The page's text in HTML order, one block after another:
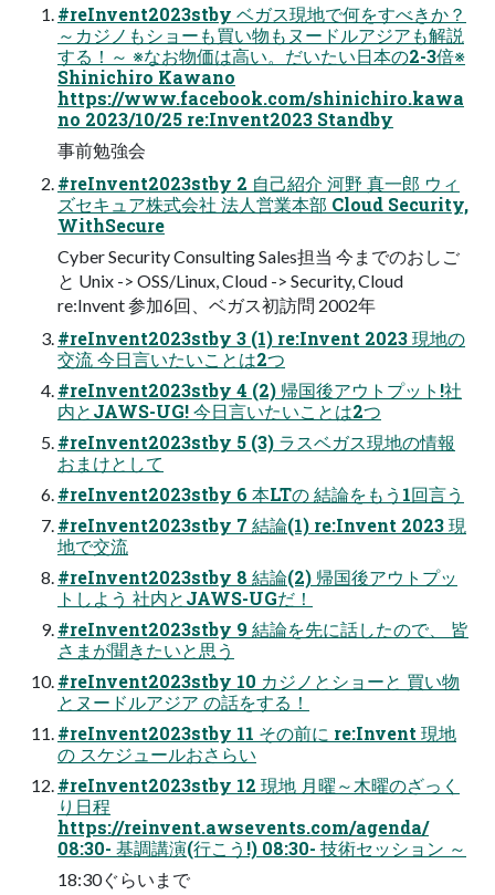
#reInvent2023stby ベガス現地で何をすべきか？
～カジノもショーも買い物もヌードルアジアも解説
する！～ ※なお物価は高い。だいたい日本の2-3倍※
Shinichiro Kawano
https://www.facebook.com/shinichiro.kawa
no 2023/10/25 re:Invent2023 Standby
事前勉強会
#reInvent2023stby 2 自己紹介 河野 真一郎 ウィ
ズセキュア株式会社 法人営業本部 Cloud Security,
WithSecure
Cyber Security Consulting Sales担当 今までのおしご
と Unix -> OSS/Linux, Cloud -> Security, Cloud
re:Invent 参加6回、ベガス初訪問 2002年
#reInvent2023stby 3 (1) re:Invent 2023 現地の
交流 今日言いたいことは2つ
#reInvent2023stby 4 (2) 帰国後アウトプット!社
内とJAWS-UG! 今日言いたいことは2つ
#reInvent2023stby 5 (3) ラスベガス現地の情報
おまけとして
#reInvent2023stby 6 本LTの 結論をもう1回言う
#reInvent2023stby 7 結論(1) re:Invent 2023 現
地で交流
#reInvent2023stby 8 結論(2) 帰国後アウトプッ
トしよう 社内とJAWS-UGだ！
#reInvent2023stby 9 結論を先に話したので、 皆
さまが聞きたいと思う
#reInvent2023stby 10 カジノとショーと 買い物
とヌードルアジア の話をする！
#reInvent2023stby 11 その前に re:Invent 現地
の スケジュールおさらい
#reInvent2023stby 12 現地 月曜～木曜のざっく
り日程
https://reinvent.awsevents.com/agenda/
08:30- 基調講演(行こう!) 08:30- 技術セッション ～
18:30ぐらいまで